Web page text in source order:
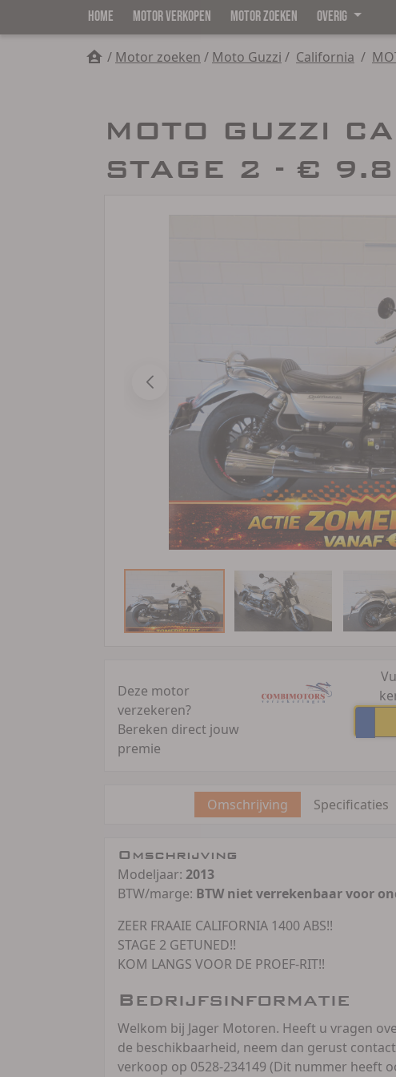
HOME MOTOR VERKOPEN MOTOR ZOEKEN OVERIG
/ Motor zoeken / Moto Guzzi / California /
MOTO GUZZI
STAGE 2 - €
Deze motor
verzekeren?
Bereken direct jouw
premie
Omschrijving Specificaties
Omschrijving
Modeljaar: 2013
BTW/marge: BTW niet verrekenbaar voor
ZEER FRAAIE CALIFORNIA 1400 ABS!!
STAGE 2 GETUNED!!
KOM LANGS VOOR DE PROEF-RIT!!
Bedrijfsinformatie
Welkom bij Jager Motoren. Heeft u vragen
de beschikbaarheid, neem dan gerust
verkoop op 0528-234149 (Dit nummer heeft